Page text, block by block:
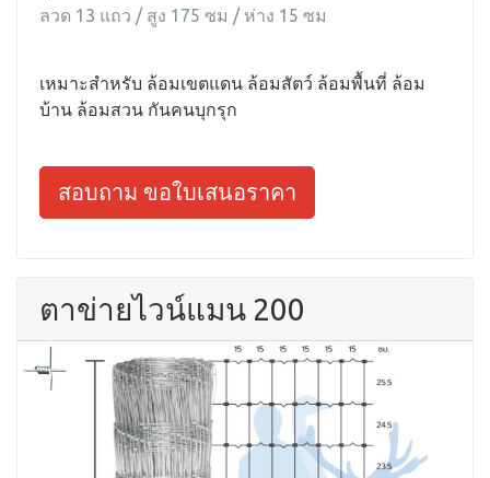
ลวด 13 แถว / สูง 175 ซม / ห่าง 15 ซม
เหมาะสำหรับ ล้อมเขตแดน ล้อมสัตว์ ล้อมพื้นที่ ล้อม
บ้าน ล้อมสวน กันคนบุกรุก
สอบถาม ขอใบเสนอราคา
ตาข่ายไวน์แมน 200